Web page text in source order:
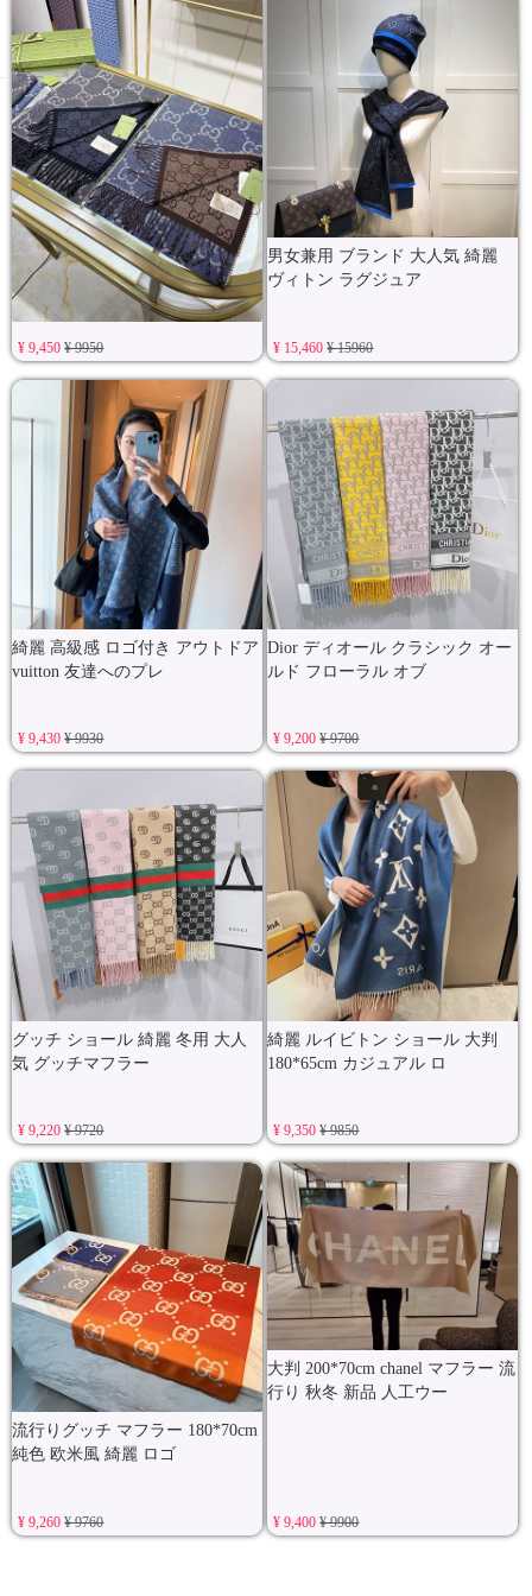
マフラー gucci 男女兼用 ショール
欧米風 ロゴ付き 送
¥ 9,450¥ 9950
男女兼用 ブランド 大人気 綺麗
ヴィトン ラグジュア
¥ 15,460¥ 15960
綺麗 高級感 ロゴ付き アウトドア
vuitton 友達へのプレ
¥ 9,430¥ 9930
Dior ディオール クラシック オー
ルド フローラル オブ
¥ 9,200¥ 9700
グッチ ショール 綺麗 冬用 大人
気 グッチマフラー
¥ 9,220¥ 9720
綺麗 ルイビトン ショール 大判
180*65cm カジュアル ロ
¥ 9,350¥ 9850
流行りグッチ マフラー 180*70cm
純色 欧米風 綺麗 ロゴ
¥ 9,260¥ 9760
大判 200*70cm chanel マフラー 流
行り 秋冬 新品 人工ウー
¥ 9,400¥ 9900